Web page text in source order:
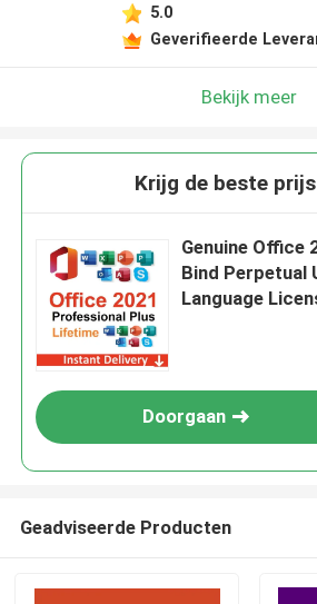
5.0
Geverifieerde
Bekijk meer
Krijg de beste
Genuine Office
Bind Perpetual
Language
Doorgaan
Geadviseerde Producten